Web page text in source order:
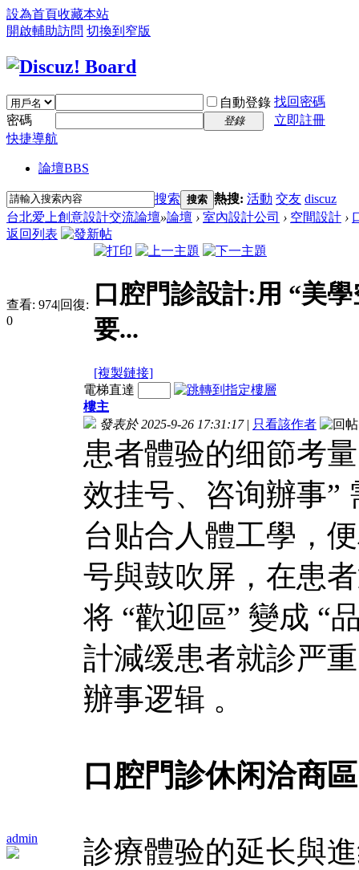
設為首頁收藏本站
開啟輔助訪問 切換到窄版
自動登錄 找回密碼
密碼
登錄
立即註冊
快捷導航
論壇BBS
搜索 搜索 熱搜: 活動 交友 discuz
台北爱上創意設計交流論壇»論壇 › 室內設計公司 › 空間設計 ›
返回列表
查看: 974|回復:
0
口腔門診設計:用 “美
要...
[複製鏈接]
admin
電梯直達
樓主
發表於 2025-9-26 17:31:17 | 只看該作者
患者體验的细節考
效挂号、咨询辦事”
台贴合人體工學，
号與鼓吹屏，在患
将 “歡迎區” 變成 “
計減缓患者就診严
辦事逻辑 。
口腔門診休闲洽商區
診療體验的延长與